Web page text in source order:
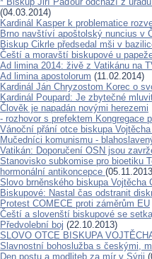
(04.03.2014)
Kardinál Kasper k problematice
Brno navštíví apoštolský nuncius v
Biskup Cikrle předsedal mši v
Čeští a moravští biskupové u
Ad limina 2014: živě z Vatikánu na
Ad limina apostolorum (11.02.2014)
Kardinál Ján Chryzostom Korec o
Kardinál Poupard: Je zbytečné
Člověk je napadán novými herezemi
- rozhovor s prefektem Kongregace
Vánoční přání otce biskupa
Mučedníci komunismu -
Vatikán: Doporučení OSN jsou
Stanovisko subkomise pro bioetiku
hormonální antikoncepce
Slovo brněnského biskupa
Biskupové: Nastal čas odstranit
Protest COMECE proti záměrům EU
Čeští a slovenští biskupové se
Předvolební boj (22.10.2013)
SLOVO OTCE BISKUPA
Slavnostní bohoslužba s českými,
Den postu a modliteb za mír v Sýrii